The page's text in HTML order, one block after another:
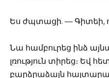
Ես ժպտացի. — Գիտեի,
Նա համբուրեց ինձ
լռություն տիրեց։ Եվ
բարձրաձայն